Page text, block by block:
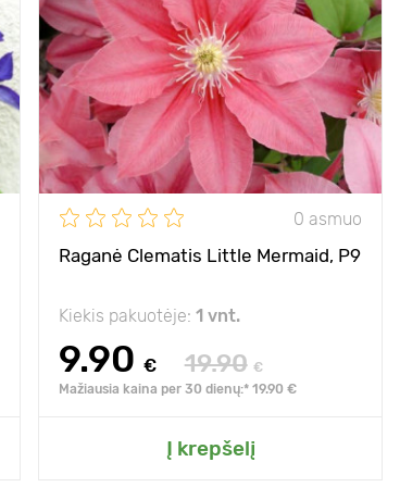
0 asmuo
Raganė Clematis Little Mermaid, P9
Kiekis pakuotėje: 1 vnt.
9.90 € 19.90 €
Mažiausia kaina per 30 dienų:* 19.90 €
Į krepšelį
Pridėkite prie mano sodo